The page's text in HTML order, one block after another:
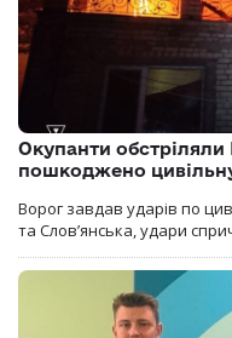
Окупанти
пошкоджено
Ворог завдав ударів по
та Слов’янська, удари